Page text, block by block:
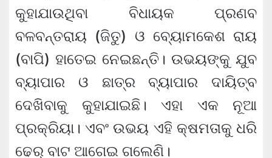
କୁହାଯାଉଥିବା ବିଧାୟକ ପ୍ରଣବ
ବଳବନ୍ତରାୟ (ଜିତୁ) ଓ ବ୍ୟୋମକେଶ ରାୟ
(ବାପି) ହାତେଇ ନେଇଛନ୍ତି। ଉଭୟଙ୍କୁ ଯୁବ
ବ୍ୟାପାର ଓ ଛାତ୍ର ବ୍ୟାପାର ଦାୟିତ୍ବ
ଦେଖିବାକୁ କୁହାଯାଇଛି। ଏହା ଏକ ନୂଆ
ପ୍ରକ୍ରିୟା। ଏବଂ ଉଭୟ ଏହି କ୍ଷମତାକୁ ଧରି
ଢେର୍ ବାଟ ଆଗେଇ ଗଲେଣି।